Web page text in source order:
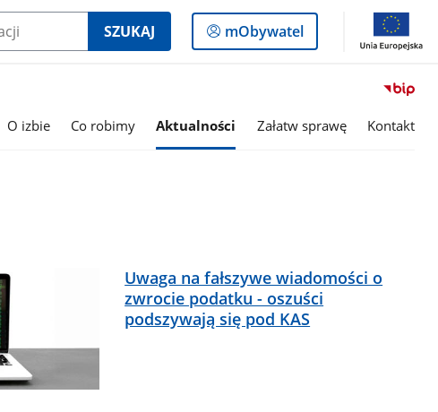
SZUKAJ
Logowanie
do
mObywatel
O izbie Co robimy Aktualności Załatw sprawę Kontakt
Uwaga na fałszywe wiadomości o
zwrocie podatku - oszuści
podszywają się pod KAS